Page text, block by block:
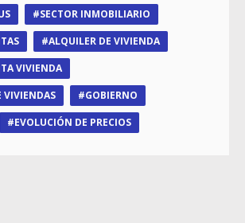
SECTOR INMOBILIARIO
ALQUILER DE VIVIENDA
VIVIENDA
VIVIENDAS
GOBIERNO
EVOLUCIÓN DE PRECIOS